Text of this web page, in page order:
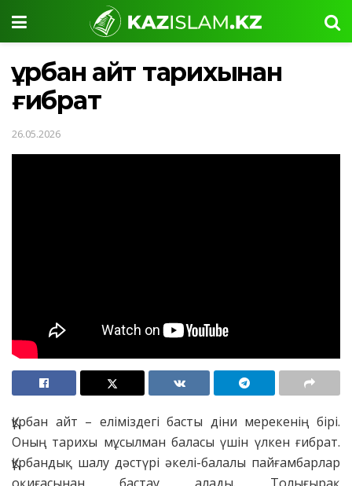
Құрбан айт тарихынан
ғибрат
26.05.2026
Құрбан айт – еліміздегі басты діни мерекенің бірі.
Оның тарихы мұсылман баласы үшін үлкен ғибрат.
Құрбандық шалу дәстүрі әкелі-балалы пайғамбарлар